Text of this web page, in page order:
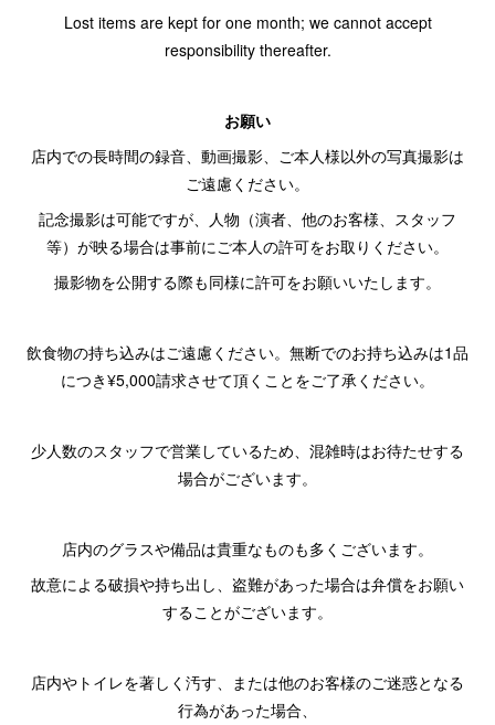
Lost items are kept for one month; we cannot accept
responsibility thereafter.
お願い
店内での長時間の録音、動画撮影、ご本人様以外の写真撮影は
ご遠慮ください。
記念撮影は可能ですが、人物（演者、他のお客様、スタッフ
等）が映る場合は事前にご本人の許可をお取りください。
撮影物を公開する際も同様に許可をお願いいたします。
飲食物の持ち込みはご遠慮ください。無断でのお持ち込みは1品
につき¥5,000請求させて頂くことをご了承ください。
少人数のスタッフで営業しているため、混雑時はお待たせする
場合がございます。
店内のグラスや備品は貴重なものも多くございます。
故意による破損や持ち出し、盗難があった場合は弁償をお願い
することがございます。
店内やトイレを著しく汚す、または他のお客様のご迷惑となる
行為があった場合、